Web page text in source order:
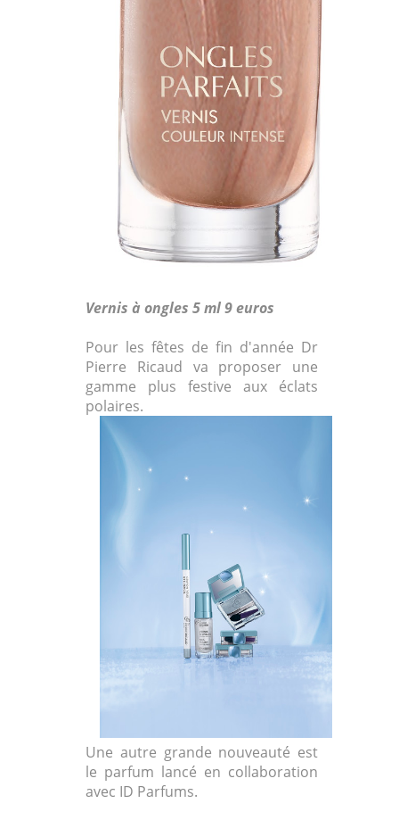
Vernis à ongles 5 ml 9 euros
Pour les fêtes de fin d'année Dr
Pierre Ricaud va proposer une
gamme plus festive aux éclats
polaires.
Une autre grande nouveauté est
le parfum lancé en collaboration
avec ID Parfums.